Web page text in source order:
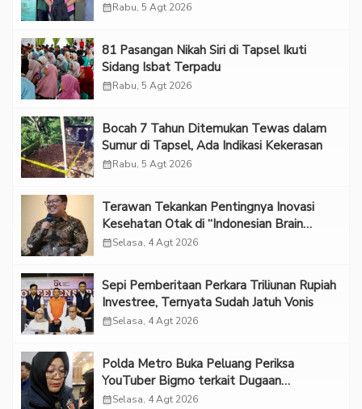
calendar_monthRabu, 5 Agt 2026
81 Pasangan Nikah Siri di Tapsel Ikuti
Sidang Isbat Terpadu
calendar_monthRabu, 5 Agt 2026
Bocah 7 Tahun Ditemukan Tewas dalam
Sumur di Tapsel, Ada Indikasi Kekerasan
calendar_monthRabu, 5 Agt 2026
Terawan Tekankan Pentingnya Inovasi
Kesehatan Otak di “Indonesian Brain
Forum 2026 UPN Veteran Jakarta”
calendar_monthSelasa, 4 Agt 2026
Sepi Pemberitaan Perkara Triliunan Rupiah
Investree, Ternyata Sudah Jatuh Vonis
calendar_monthSelasa, 4 Agt 2026
Polda Metro Buka Peluang Periksa
YouTuber Bigmo terkait Dugaan
Eksploitasi Anak
calendar_monthSelasa, 4 Agt 2026